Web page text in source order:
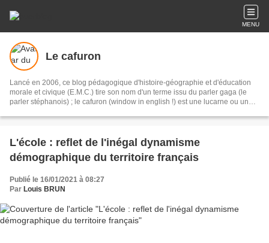
MENU
Le cafuron
Lancé en 2006, ce blog pédagogique d'histoire-géographie et d'éducation
morale et civique (E.M.C.) tire son nom d'un terme issu du parler gaga (le
parler stéphanois) ; le cafuron (window in english !) est une lucarne ou un
lycée Jacob Holtzer (Firminy- Loire) qu'à un public plus large. Bonne visite !
L'école : reflet de l'inégal dynamisme
démographique du territoire français
Publié le 16/01/2021 à 08:27
Par Louis BRUN